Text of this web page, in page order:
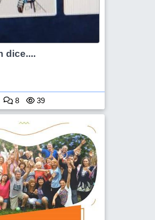
dice....
8 39